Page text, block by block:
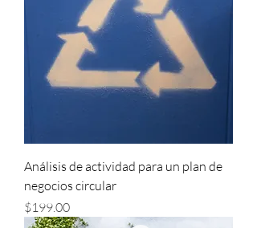
Análisis de actividad para un plan de
negocios circular
Precio
$199.00